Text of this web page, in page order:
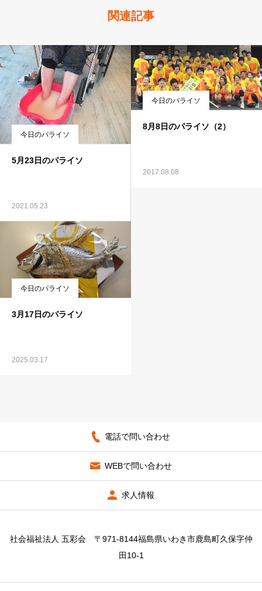
関連記事
今日のパライソ
5月23日のパライソ
2021.05.23
今日のパライソ
8月8日のパライソ（2）
2017.08.08
今日のパライソ
3月17日のパライソ
2025.03.17
電話で問い合わせ
WEBで問い合わせ
求人情報
社会福祉法人 五彩会 〒971-8144福島県いわき市鹿島町久保字仲
田10-1